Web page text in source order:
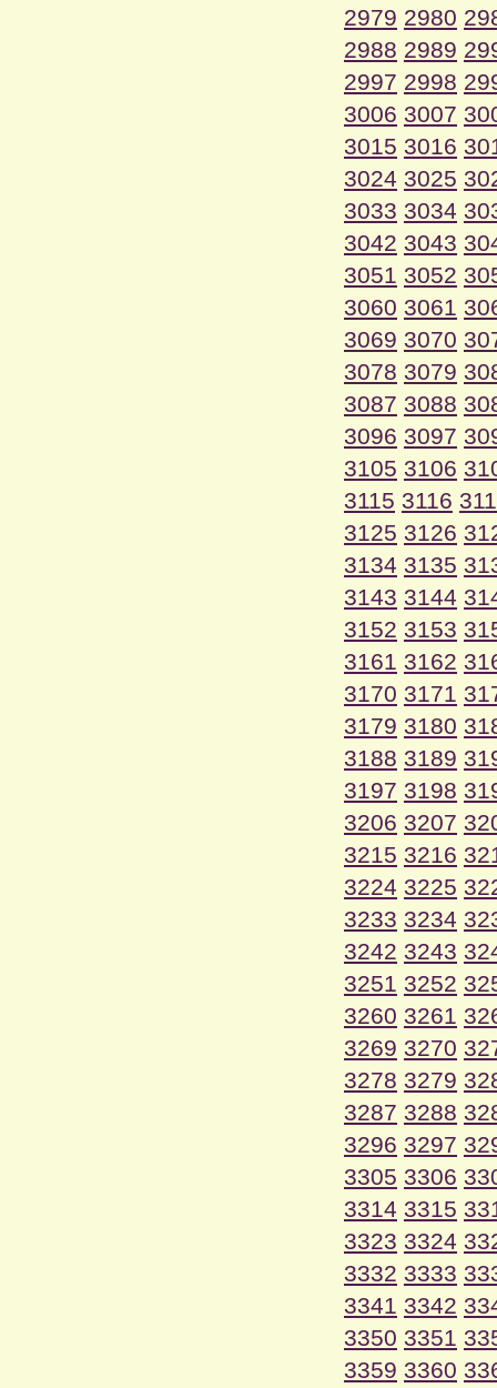
2979 2980
2988 2989
2997 2998
3006 3007
3015 3016
3024 3025
3033 3034
3042 3043
3051 3052
3060 3061
3069 3070
3078 3079
3087 3088
3096 3097
3105 3106
3115 3116
3125 3126
3134 3135
3143 3144
3152 3153
3161 3162
3170 3171
3179 3180
3188 3189
3197 3198
3206 3207
3215 3216
3224 3225
3233 3234
3242 3243
3251 3252
3260 3261
3269 3270
3278 3279
3287 3288
3296 3297
3305 3306
3314 3315
3323 3324
3332 3333
3341 3342
3350 3351
3359 3360